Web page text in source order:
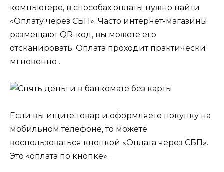
компьютере, в способах оплаты нужно найти
«Оплату через СБП». Часто интернет-магазины
размещают QR-код, вы можете его
отсканировать. Оплата проходит практически
мгновенно .
Если вы ищите товар и оформляете покупку на
мобильном телефоне, то можете
воспользоваться кнопкой «Оплата через СБП».
Это «оплата по кнопке».